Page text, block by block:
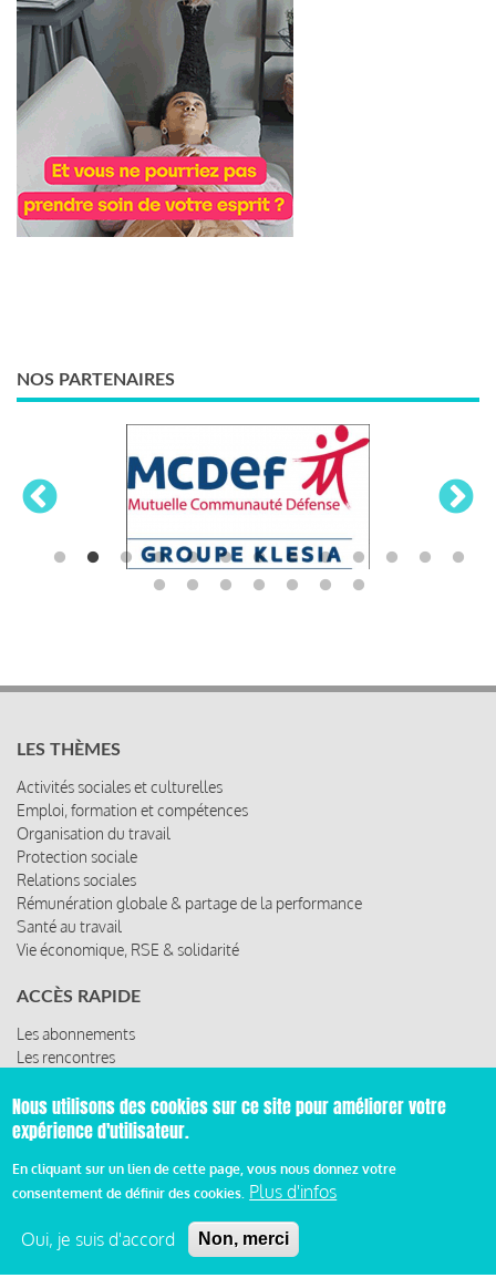
NOS PARTENAIRES
LES THÈMES
Activités sociales et culturelles
Emploi, formation et compétences
Organisation du travail
Protection sociale
Relations sociales
Rémunération globale & partage de la performance
Santé au travail
Vie économique, RSE & solidarité
ACCÈS RAPIDE
Les abonnements
Les rencontres
© 2019 Miroir Social - Réalisé parCafffeine
Pied
Mentions légales et condition générale d’utilisation et
d’abonnement
Nous utilisons des cookies sur ce site pour améliorer votre
expérience d'utilisateur.
En cliquant sur un lien de cette page, vous nous donnez votre
consentement de définir des cookies. Plus d'infos
Oui, je suis d'accord Non, merci